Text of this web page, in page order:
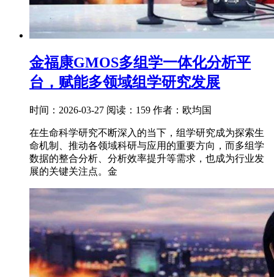
金福康GMOS多组学一体化分析平
台，赋能多领域组学研究发展
时间：2026-03-27 阅读：159 作者：欧均国
在生命科学研究不断深入的当下，组学研究成为探索生
命机制、推动各领域科研与应用的重要方向，而多组学
数据的整合分析、分析效率提升等需求，也成为行业发
展的关键关注点。金